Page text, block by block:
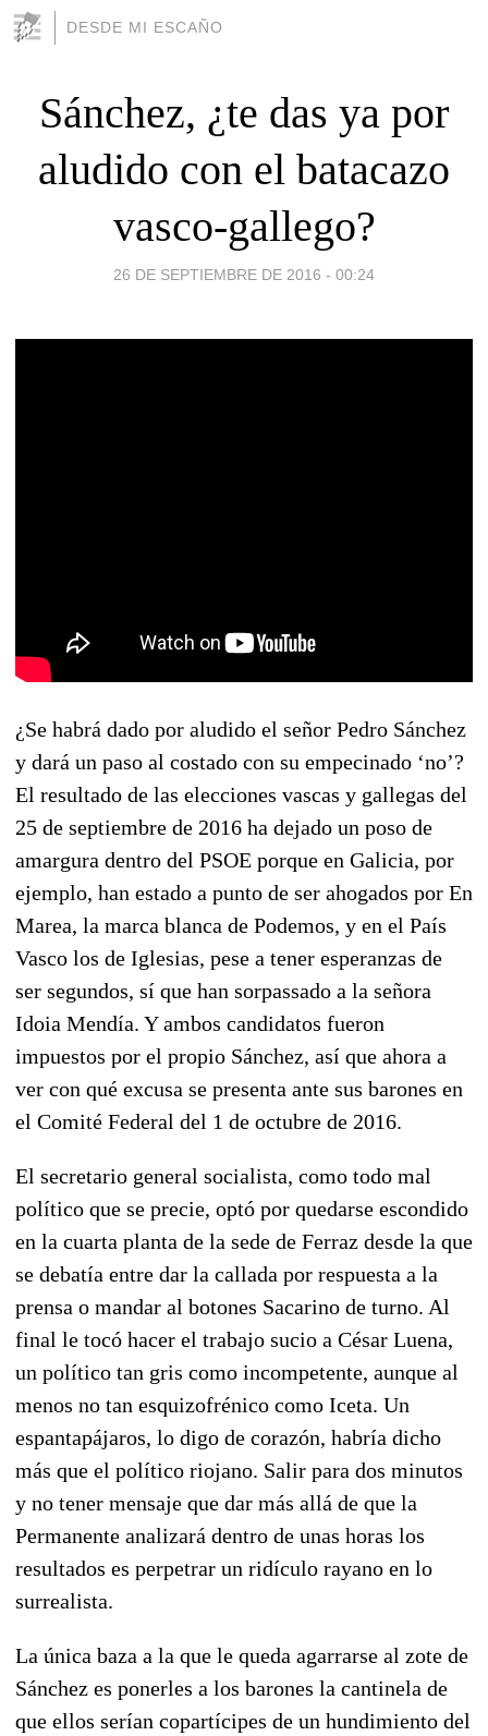
DESDE MI ESCAÑO
Sánchez, ¿te das ya por
aludido con el batacazo
vasco-gallego?
26 DE SEPTIEMBRE DE 2016 - 00:24
¿Se habrá dado por aludido el señor Pedro Sánchez
y dará un paso al costado con su empecinado ‘no’?
El resultado de las elecciones vascas y gallegas del
25 de septiembre de 2016 ha dejado un poso de
amargura dentro del PSOE porque en Galicia, por
ejemplo, han estado a punto de ser ahogados por En
Marea, la marca blanca de Podemos, y en el País
Vasco los de Iglesias, pese a tener esperanzas de
ser segundos, sí que han sorpassado a la señora
Idoia Mendía. Y ambos candidatos fueron
impuestos por el propio Sánchez, así que ahora a
ver con qué excusa se presenta ante sus barones en
el Comité Federal del 1 de octubre de 2016.
El secretario general socialista, como todo mal
político que se precie, optó por quedarse escondido
en la cuarta planta de la sede de Ferraz desde la que
se debatía entre dar la callada por respuesta a la
prensa o mandar al botones Sacarino de turno. Al
final le tocó hacer el trabajo sucio a César Luena,
un político tan gris como incompetente, aunque al
menos no tan esquizofrénico como Iceta. Un
espantapájaros, lo digo de corazón, habría dicho
más que el político riojano. Salir para dos minutos
y no tener mensaje que dar más allá de que la
Permanente analizará dentro de unas horas los
resultados es perpetrar un ridículo rayano en lo
surrealista.
La única baza a la que le queda agarrarse al zote de
Sánchez es ponerles a los barones la cantinela de
que ellos serían copartícipes de un hundimiento del